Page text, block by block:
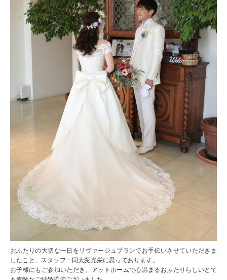
おふたりの大切な一日をリヴァージュブランでお手伝いさせていただきま
したこと、スタッフ一同大変光栄に思っております。
お子様にもご参加いただき、アットホームで心温まるおふたりらしいとて